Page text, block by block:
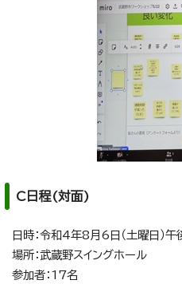
C日程(対面)
日時：令和4年8月6日（土曜日）
場所：武蔵野スイングホール
参加者：17名